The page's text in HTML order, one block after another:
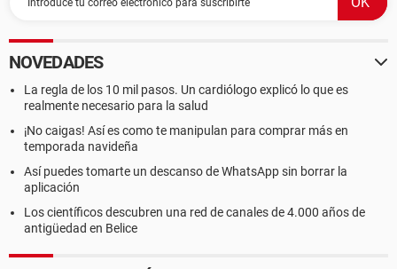
NOVEDADES
La regla de los 10 mil pasos. Un cardiólogo explicó lo que es
realmente necesario para la salud
¡No caigas! Así es como te manipulan para comprar más en
temporada navideña
Así puedes tomarte un descanso de WhatsApp sin borrar la
aplicación
Los científicos descubren una red de canales de 4.000 años de
antigüedad en Belice